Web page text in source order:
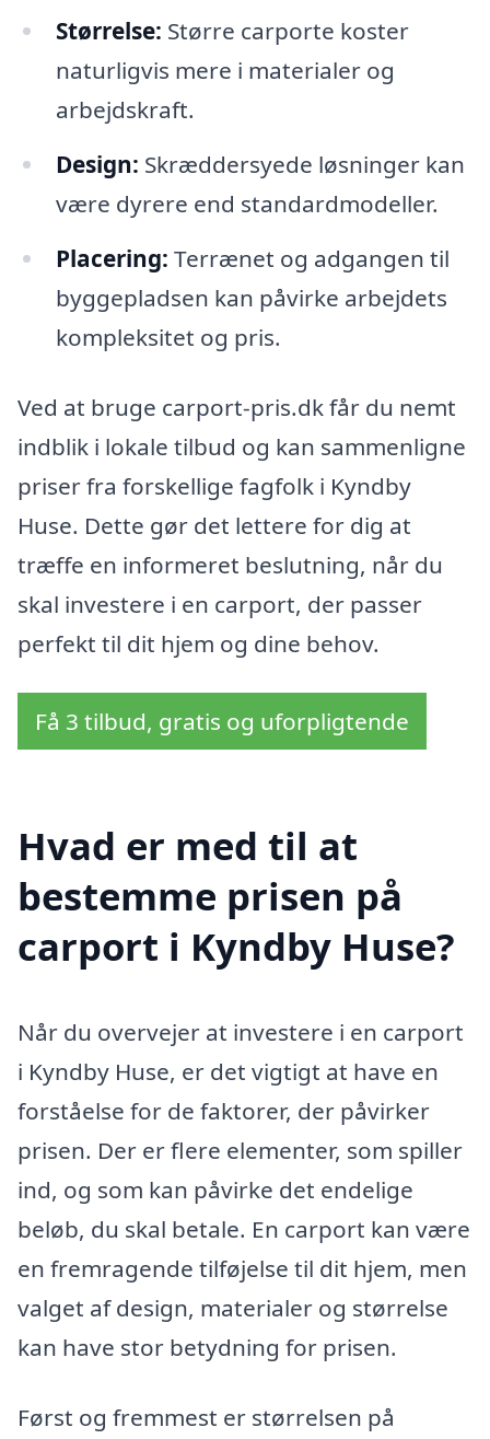
Størrelse: Større carporte koster
naturligvis mere i materialer og
arbejdskraft.
Design: Skræddersyede løsninger kan
være dyrere end standardmodeller.
Placering: Terrænet og adgangen til
byggepladsen kan påvirke arbejdets
kompleksitet og pris.
Ved at bruge carport-pris.dk får du nemt
indblik i lokale tilbud og kan sammenligne
priser fra forskellige fagfolk i Kyndby
Huse. Dette gør det lettere for dig at
træffe en informeret beslutning, når du
skal investere i en carport, der passer
perfekt til dit hjem og dine behov.
Få 3 tilbud, gratis og uforpligtende
Hvad er med til at
bestemme prisen på
carport i Kyndby Huse?
Når du overvejer at investere i en carport
i Kyndby Huse, er det vigtigt at have en
forståelse for de faktorer, der påvirker
prisen. Der er flere elementer, som spiller
ind, og som kan påvirke det endelige
beløb, du skal betale. En carport kan være
en fremragende tilføjelse til dit hjem, men
valget af design, materialer og størrelse
kan have stor betydning for prisen.
Først og fremmest er størrelsen på